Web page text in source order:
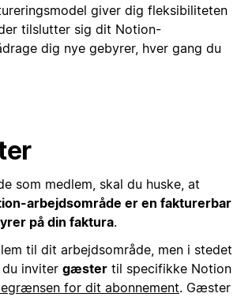
giver dig fleksibiliteten
tilslutter sig dit Notion-
dig nye gebyrer, hver gang du
som medlem, skal du huske, at
arbejdsområde er en fakturerbar
på din faktura.
til dit arbejdsområde, men i stedet
inviter gæster til specifikke Notion
for dit abonnement. Gæster